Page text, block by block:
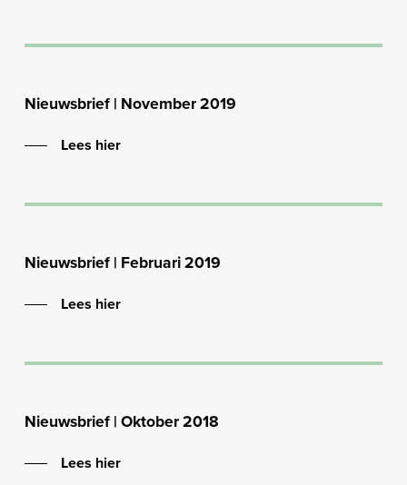
Nieuwsbrief | November 2019
Lees hier
Nieuwsbrief | Februari 2019
Lees hier
Nieuwsbrief | Oktober 2018
Lees hier